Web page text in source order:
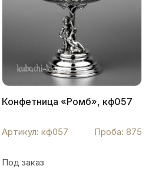
Конфетница «Ромб», кф057
Артикул: кф057 Проба: 875
Под заказ